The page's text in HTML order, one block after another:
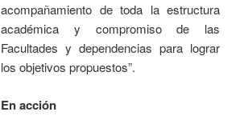
acompañamiento de toda la estructura
académica y compromiso de las
Facultades y dependencias para lograr
los objetivos propuestos”.
En acción